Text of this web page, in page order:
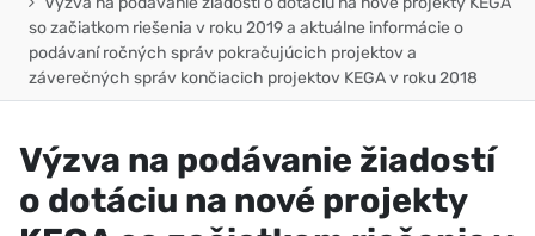
so začiatkom riešenia v roku 2019 a aktuálne informácie o
podávaní ročných správ pokračujúcich projektov a
záverečných správ končiacich projektov KEGA v roku 2018
Výzva na podávanie žiadostí
o dotáciu na nové projekty